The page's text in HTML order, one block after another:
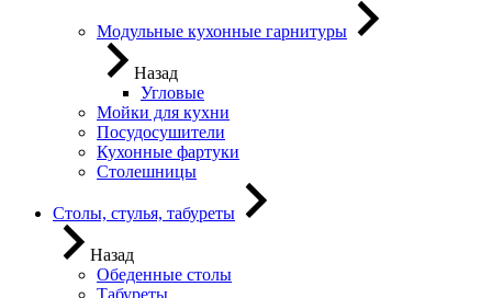
Модульные кухонные гарнитуры
Назад
Угловые
Мойки для кухни
Посудосушители
Кухонные фартуки
Столешницы
Столы, стулья, табуреты
Назад
Обеденные столы
Табуреты